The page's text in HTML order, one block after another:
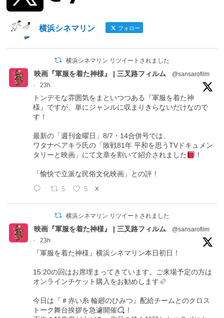
横浜シネマリン フォロー
横浜シネマリン リツイートされました
映画『軍服を着た神様』 | 三叉路フィルム
@sansarofilm
·
23h
トンデモな雰囲気をまといつつある『軍服を着た神
様』ですが、単にジャンルに収まりきらないだけなので
す！
最新の「週刊金曜日」8/7・14合併号では、
ワタナベアキラ氏の「敗戦81年 平和を思うTVドキュメン
タリーと映画」にて文章を割いて紹介されました
！
「愉快で立派な民俗文化映画」との評！
5 5 X
横浜シネマリン リツイートされました
映画『軍服を着た神様』 | 三叉路フィルム
@sansarofilm
·
23h
『軍服を着た神様』横浜シネマリン本日初日！
15:20の回はお席埋まってきています。ご来場予定の方は
オンラインチケット購入をお勧めします
今日は『＃赤い糸 輪廻のひみつ』配給チームとのクロス
トーク舞台挨拶を急遽開催
！